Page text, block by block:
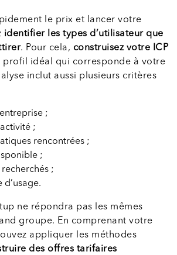
le prix et lancer votre
identifier les types d’utilisateur que
. Pour cela, construisez votre ICP
profil idéal qui corresponde à votre
inclut aussi plusieurs critères
;
;
rencontrées ;
;
;
d’usage.
ne répondra pas les mêmes
groupe. En comprenant votre
appliquer les méthodes
des offres tarifaires